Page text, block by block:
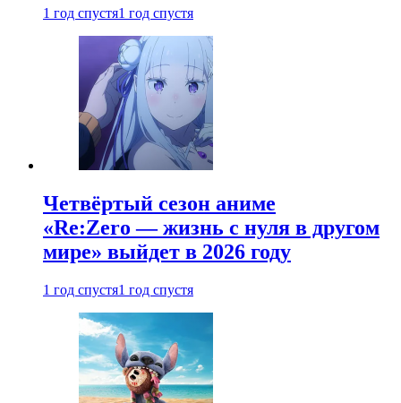
1 год спустя1 год спустя
Четвёртый сезон аниме
«Re:Zero — жизнь с нуля в другом
мире» выйдет в 2026 году
1 год спустя1 год спустя